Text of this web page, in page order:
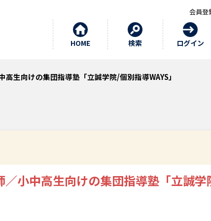
会員登
HOME 検索 ログイン
高生向けの集団指導塾「立誠学院/個別指導WAYS」
／小中高生向けの集団指導塾「立誠